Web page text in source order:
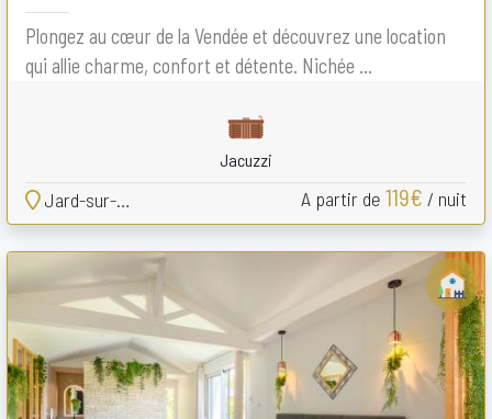
Plongez au cœur de la Vendée et découvrez une location
qui allie charme, confort et détente. Nichée ...
Jacuzzi
Jard-sur-Mer A partir de 119€ / nuit